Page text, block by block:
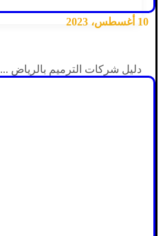
10 أغسطس، 2023
دليل شركات الترميم بالرياض ...